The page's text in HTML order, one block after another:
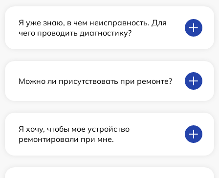
Я уже знаю, в чем неисправность. Для
чего проводить диагностику?
Можно ли присутствовать при ремонте?
Я хочу, чтобы мое устройство
ремонтировали при мне.